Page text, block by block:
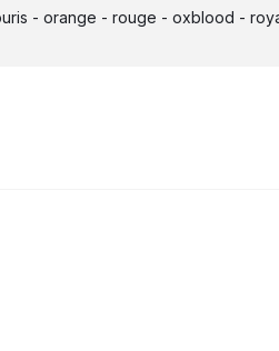
- orange - rouge - oxblood -